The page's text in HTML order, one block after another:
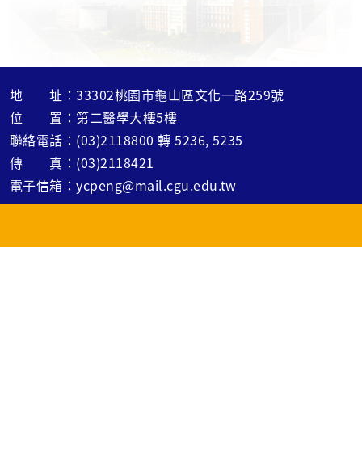
地 址：33302桃園市龜山區文化一路259號
位 置：第二醫學大樓5樓
聯絡電話：(03)2118800 轉 5236, 5235
傳 真：(03)2118421
電子信箱：ycpeng@mail.cgu.edu.tw